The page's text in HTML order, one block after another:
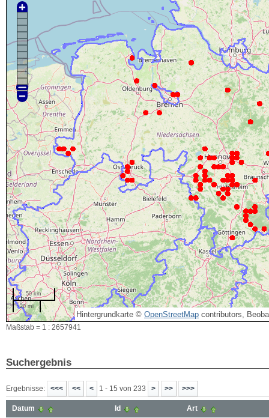
Hintergrundkarte © OpenStreetMap contributors,
50 km
20 mi
Maßstab = 1 : 2657941
Suchergebnis
Ergebnisse: 1 - 15 von 233
Datum Id Art